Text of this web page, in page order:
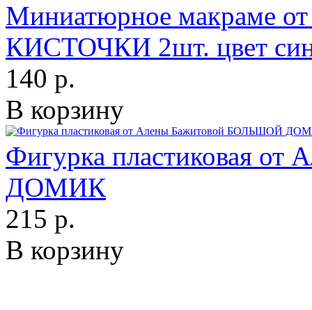
Миниатюрное макраме
КИСТОЧКИ 2шт. цвет
140 р.
В корзину
Фигурка пластиковая
ДОМИК
215 р.
В корзину